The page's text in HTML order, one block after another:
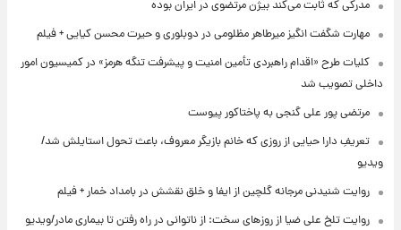
مدرکی که ثابت می‌کند بیژن مرتضوی در ایران بوده
مهارت شگفت انگیز میرطاهر مظلومی در دوبلوری و حیرت محسن کیایی + فیلم
کلیات طرح «اقدام راهبردی تأمین امنیت و پیشرفت تنگه هرمز» در کمیسیون امور
داخلی تصویب شد
مرتضی پور علی گنجی به پاختاکور پیوست
تعریفِ دارا حیایی از روزی که خانم بازیگر معروف، باعث تحول استایلش شد/
ویدیو
روایت شنیدنی مرجانه گلچین از ایفا و خلق نقشش در بامداد خمار + فیلم
روایت تلخ علی ضیا از روزهای سخت: از ناتوانی در راه رفتن تا بیماری مادر/ویدیو